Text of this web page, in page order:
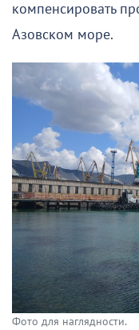
компенсировать
Азовском море.
Фото для наглядности.